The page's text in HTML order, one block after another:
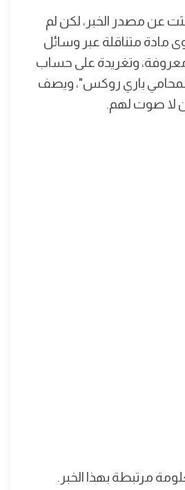
عن مصدر الخبر، لكن لم
مادة متناقلة عبر وسائل
معروفة، وتغريدة على حساب
باري روكس"، ويصف
لا صوت لهم.
مرتبطة بهذا الخبر.